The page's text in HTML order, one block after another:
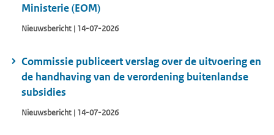
Ministerie (EOM)
Nieuwsbericht | 14-07-2026
Commissie publiceert verslag over de uitvoering en
de handhaving van de verordening buitenlandse
subsidies
Nieuwsbericht | 14-07-2026